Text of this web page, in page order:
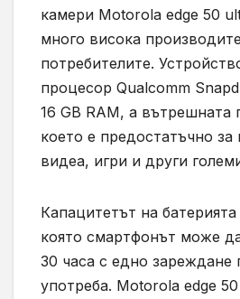
камери Моtоrоlа edge 50
много висока
потребителите.
процесор Qualcomm
16 GB RAM, а вътрешната
което е предостатъчно
видеа, игри и други
Капацитетът на
която смартфонът може
30 часа с едно зареждане
употреба. Моtоrоlа edge